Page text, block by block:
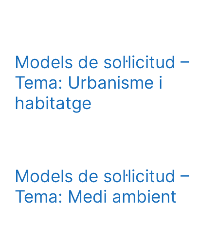
Models de sol·licitud –
Tema: Urbanisme i
habitatge
Models de sol·licitud –
Tema: Medi ambient